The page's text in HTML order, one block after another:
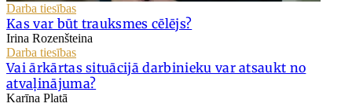
Darba tiesības
Kas var būt trauksmes cēlējs?
Irina Rozenšteina
Darba tiesības
Vai ārkārtas situācijā darbinieku var atsaukt no
atvaļinājuma?
Karīna Platā